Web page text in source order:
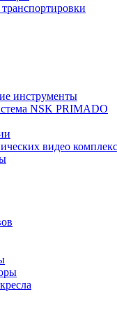
инструменты
NSK PRIMADO
видео